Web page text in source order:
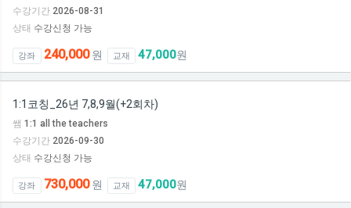
수강기간 2026-08-31
상태 수강신청 가능
강좌 240,000원 교재 47,000원
1:1코칭_26년 7,8,9월(+2회차)
쌤 1:1 all the teachers
수강기간 2026-09-30
상태 수강신청 가능
강좌 730,000원 교재 47,000원